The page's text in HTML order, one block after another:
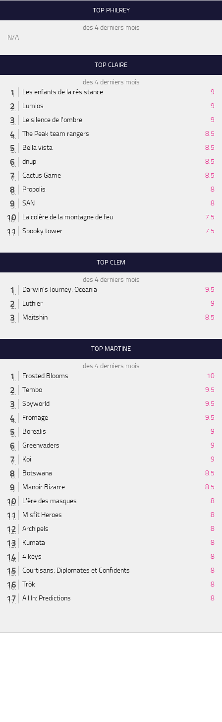
TOP PHILREY
des 4 derniers mois
N/A
TOP CLAIRE
des 4 derniers mois
Les enfants de la résistance
9
Lumios
9
Le silence de l'ombre
9
The Peak team rangers
8.5
Bella vista
8.5
dnup
8.5
Cactus Game
8.5
Propolis
8
SAN
8
La colère de la montagne de feu
7.5
Spooky tower
7.5
TOP CLEM
des 4 derniers mois
Darwin's Journey: Oceania
9.5
Luthier
9
Maitshin
8.5
TOP MARTINE
des 4 derniers mois
Frosted Blooms
10
Tembo
9.5
Spyworld
9.5
Fromage
9.5
Borealis
9
Greenvaders
9
Koi
9
Botswana
8.5
Manoir Bizarre
8.5
L'ère des masques
8
Misfit Heroes
8
Archipels
8
Kumata
8
4 keys
8
Courtisans: Diplomates et Confidents
8
Trök
8
All In: Predictions
8